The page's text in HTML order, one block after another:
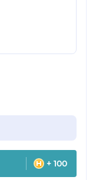
+ 100